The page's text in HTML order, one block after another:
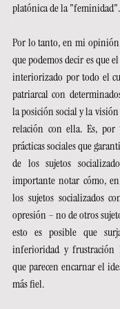
platónica de la "feminidad".
Por lo tanto, en mi
que podemos decir es que
interiorizado por todo el
patriarcal con
la posición social y la visión
relación con ella. Es,
prácticas sociales que
de los sujetos
importante notar cómo,
los sujetos socializados
opresión – no de otros
esto es posible que
inferioridad y frustración
que parecen encarnar el
más fiel.